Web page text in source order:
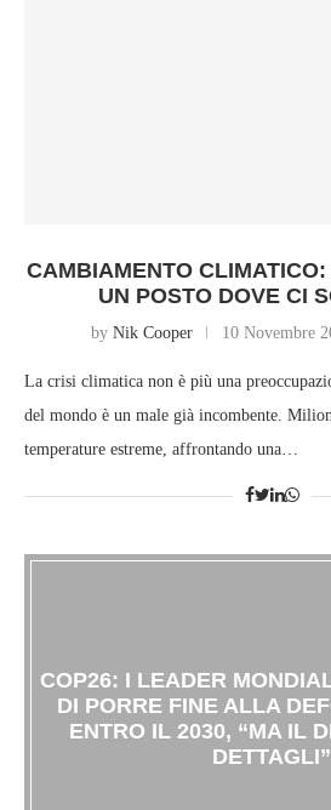
CAMBIAMENTO CLIMATICO:
UN POSTO DOVE CI
by Nik Cooper 10 Novembre
La crisi climatica non è più una
del mondo è un male già incombente.
temperature estreme, affrontando una…
COP26: I LEADER
DI PORRE FINE ALLA
ENTRO IL 2030, “MA IL
DETTAGLI”